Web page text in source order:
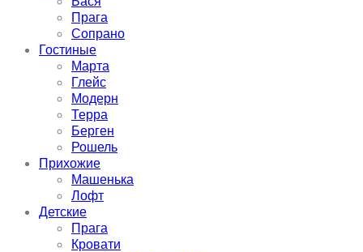
Прага
Сопрано
Гостиные
Марта
Глейс
Модерн
Терра
Берген
Рошель
Прихожие
Машенька
Лофт
Детские
Прага
Кровати